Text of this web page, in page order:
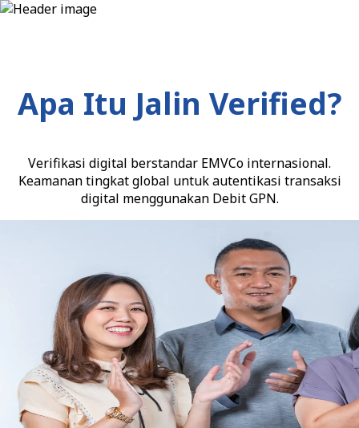
Apa Itu Jalin Verified?
Verifikasi digital berstandar EMVCo internasional.
Keamanan tingkat global untuk autentikasi transaksi
digital menggunakan Debit GPN.